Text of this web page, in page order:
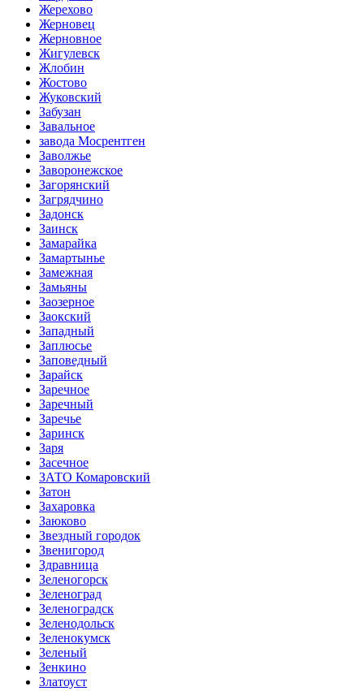
Жерехово
Жерновец
Жерновное
Жигулевск
Жлобин
Жостово
Жуковский
Забузан
Завальное
завода Мосрентген
Заволжье
Заворонежское
Загорянский
Загрядчино
Задонск
Заинск
Замарайка
Замартынье
Замежная
Замьяны
Заозерное
Заокский
Западный
Заплюсье
Заповедный
Зарайск
Заречное
Заречный
Заречье
Заринск
Заря
Засечное
ЗАТО Комаровский
Затон
Захаровка
Заюково
Звездный городок
Звенигород
Здравница
Зеленогорск
Зеленоград
Зеленоградск
Зеленодольск
Зеленокумск
Зеленый
Зенкино
Златоуст